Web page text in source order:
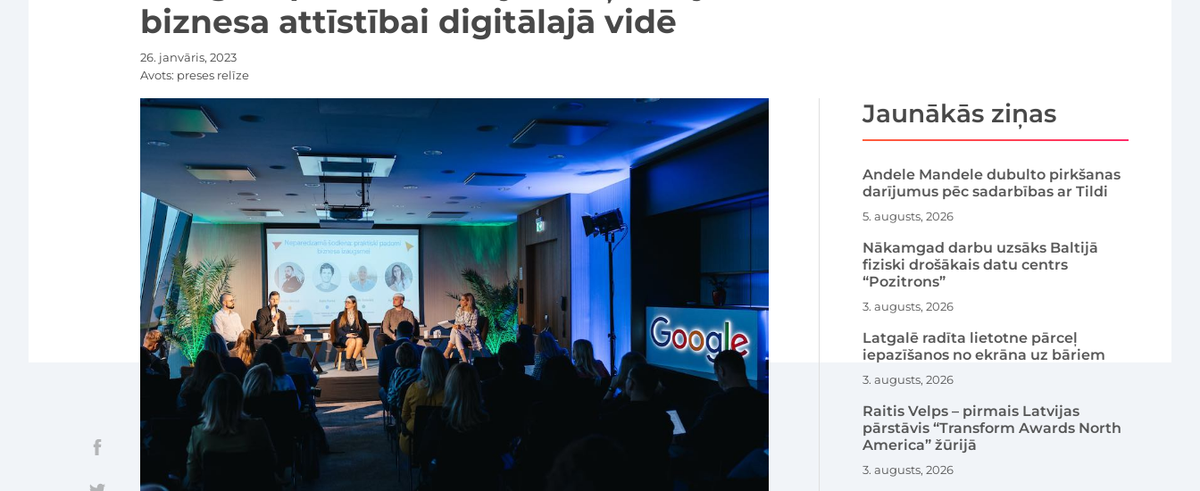
biznesa attīstībai digitālajā vidē
26. janvāris, 2023
Avots: preses relīze
Jaunākās ziņas
Andele Mandele dubulto pirkšanas
darījumus pēc sadarbības ar Tildi
5. augusts, 2026
Nākamgad darbu uzsāks Baltijā
fiziski drošākais datu centrs
“Pozitrons”
3. augusts, 2026
Latgalē radīta lietotne pārceļ
iepazīšanos no ekrāna uz bāriem
3. augusts, 2026
Raitis Velps – pirmais Latvijas
pārstāvis “Transform Awards North
America” žūrijā
3. augusts, 2026